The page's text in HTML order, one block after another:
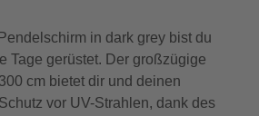
in dark grey bist du
Tage gerüstet. Der großzügige
cm bietet dir und deinen
vor UV-Strahlen, dank des